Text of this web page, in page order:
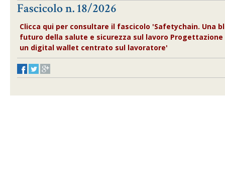
Fascicolo n. 18/2026
Clicca qui per consultare il fascicolo 'Safetychain. Una
futuro della salute e sicurezza sul lavoro
un digital wallet centrato sul lavoratore'